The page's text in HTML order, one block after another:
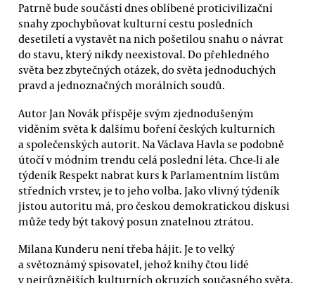
Patrně bude součástí dnes oblíbené proticivilizační
snahy zpochybňovat kulturní cestu posledních
desetiletí a vystavět na nich pošetilou snahu o návrat
do stavu, který nikdy neexistoval. Do přehledného
světa bez zbytečných otázek, do světa jednoduchých
pravd a jednoznačných morálních soudů.
Autor Jan Novák přispěje svým zjednodušeným
viděním světa k dalšímu boření českých kulturních
a společenských autorit. Na Václava Havla se podobně
útočí v módním trendu celá poslední léta. Chce-li ale
týdeník Respekt nabrat kurs k Parlamentním listům
středních vrstev, je to jeho volba. Jako vlivný týdeník
jistou autoritu má, pro českou demokratickou diskusi
může tedy být takový posun znatelnou ztrátou.
Milana Kunderu není třeba hájit. Je to velký
a světoznámý spisovatel, jehož knihy čtou lidé
v nejrůznějších kulturních okruzích současného světa.